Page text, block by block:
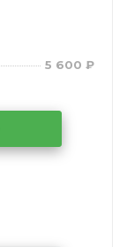
5 600 ₽